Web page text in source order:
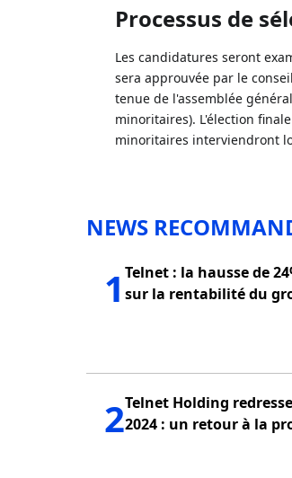
Processus de
Les candidatures seront
sera approuvée par le
tenue de l'assemblée
minoritaires). L'élection
minoritaires interviendront
NEWS
1 Telnet : la hausse de
sur la rentabilité du
2Telnet Holding
2024 : un retour à la